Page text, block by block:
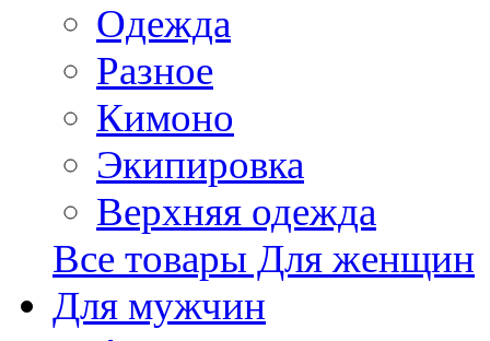
Одежда
Разное
Кимоно
Экипировка
Верхняя одежда
Все товары Для женщин
Для мужчин